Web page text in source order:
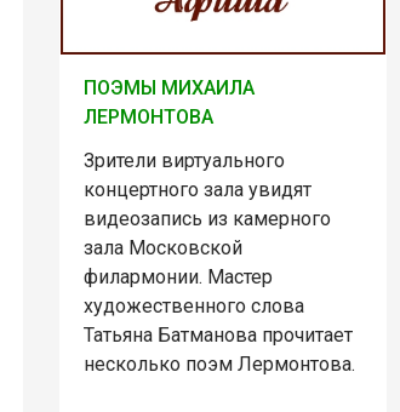
ПОЭМЫ МИХАИЛА
ЛЕРМОНТОВА
Зрители виртуального
концертного зала увидят
видеозапись из камерного
зала Московской
филармонии. Мастер
художественного слова
Татьяна Батманова прочитает
несколько поэм Лермонтова.